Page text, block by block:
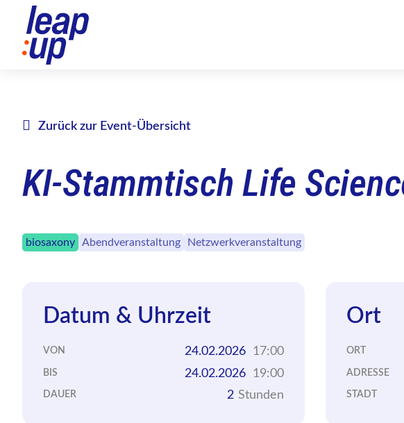
Zurück zur Event-Übersicht
KI-Stammtisch Life
biosaxony Abendveranstaltung Netzwerkveranstaltung
Datum & Uhrzeit
VON 24.02.2026 17:00
BIS 24.02.2026 19:00
DAUER 2 Stunden
Ort
ORT
ADRESSE
STADT